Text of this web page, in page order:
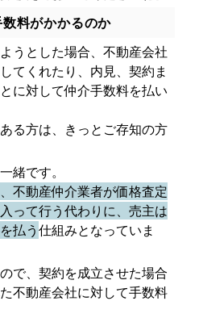
料がかかるのか
うとした場合、不動産会社
てくれたり、内見、契約ま
に対して仲介手数料を払い
る方は、きっとご存知の方
緒です。
不動産仲介業者が価格査定
って行う代わりに、売主は
払う仕組みとなっていま
で、契約を成立させた場合
不動産会社に対して手数料